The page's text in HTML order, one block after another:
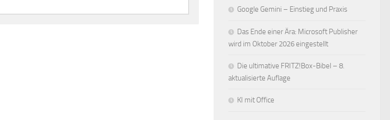
Google Gemini – Einstieg und Praxis
Das Ende einer Ära: Microsoft Publisher
wird im Oktober 2026 eingestellt
Die ultimative FRITZ!Box-Bibel – 8.
aktualisierte Auflage
KI mit Office